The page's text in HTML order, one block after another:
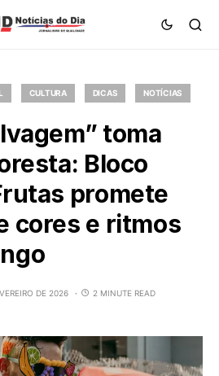
CULTURA DICAS NOTÍCIAS
toma
Bloco
promete
cores e ritmos
DE 2026 2 MINUTE READ